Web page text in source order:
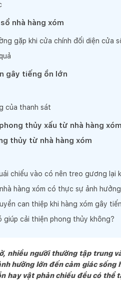
nhà hàng xóm
gặp khi cửa chính đối diện cửa
gây tiếng ồn lớn
của thanh sát
thủy xấu từ nhà hàng
thủy từ nhà hàng xóm
chiếu vào có nên treo gương lại
hàng xóm có thực sự ảnh
can thiệp khi hàng xóm gây
giúp cải thiện phong thủy không?
nhiều người thường tập trung
hưởng lớn đến cảm giác
hay vật phản chiếu đều có thể